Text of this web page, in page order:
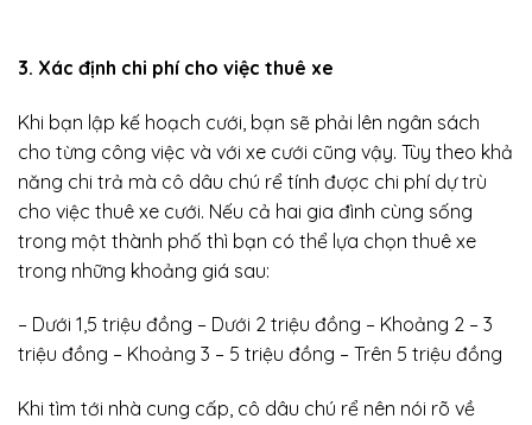
3. Xác định chi phí cho việc thuê xe
Khi bạn lập kế hoạch cưới, bạn sẽ phải lên ngân sách
cho từng công việc và với xe cưới cũng vậy. Tùy theo khả
năng chi trả mà cô dâu chú rể tính được chi phí dự trù
cho việc thuê xe cưới. Nếu cả hai gia đình cùng sống
trong một thành phố thì bạn có thể lựa chọn thuê xe
trong những khoảng giá sau:
– Dưới 1,5 triệu đồng – Dưới 2 triệu đồng – Khoảng 2 – 3
triệu đồng – Khoảng 3 – 5 triệu đồng – Trên 5 triệu đồng
Khi tìm tới nhà cung cấp, cô dâu chú rể nên nói rõ về